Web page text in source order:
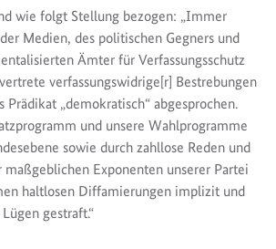
wie folgt Stellung bezogen: „Immer
Medien, des politischen Gegners und
Ämter für Verfassungsschutz
verfassungswidrige[r] Bestrebungen
„demokratisch“ abgesprochen.
und unsere Wahlprogramme
sowie durch zahllose Reden und
maßgeblichen Exponenten unserer Partei
haltlosen Diffamierungen implizit und
gestraft.“